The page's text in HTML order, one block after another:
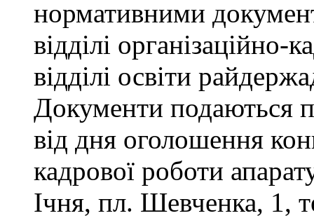
нормативними
відділі організаційно-
відділі освіти
Документи подаються
від дня оголошення
кадрової роботи
Ічня, пл. Шевченка, 1,